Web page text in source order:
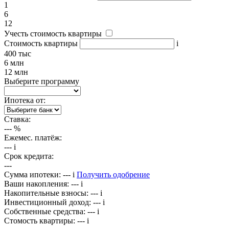
1
6
12
Учесть стоимость квартиры
Стоимость квартиры
i
400 тыс
6 млн
12 млн
Выберите программу
Ипотека от:
Ставка:
--- %
Ежемес. платёж:
--- i
Срок кредита:
---
Сумма ипотеки: --- i Получить одобрение
Ваши накопления: --- i
Накопительные взносы: --- i
Инвестиционный доход: --- i
Собственные средства: --- i
Стомость квартиры: --- i